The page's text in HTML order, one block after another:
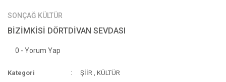
SONÇAĞ KÜLTÜR
BİZİMKİSİ DÖRTDİVAN SEVDASI
0 - Yorum Yap
Kategori ŞİİR ,KÜLTÜR